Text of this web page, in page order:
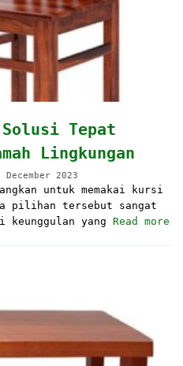
Solusi Tepat
Lingkungan
December 2023
untuk memakai kursi
pilihan tersebut sangat
keunggulan yang Read more